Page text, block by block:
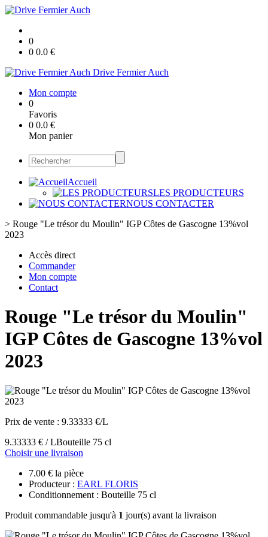
0
0 0.0 €
Drive Fermier Auch
Mon compte
0
Favoris
0 0.0 €
Mon panier
Accueil
LES PRODUCTEURS
NOUS CONTACTER
> Rouge "Le trésor du Moulin" IGP Côtes de Gascogne 13%vol
2023
Accès direct
Commander
Mon compte
Contact
Rouge "Le trésor du Moulin"
IGP Côtes de Gascogne 13%vol
2023
Prix de vente : 9.33333 €/L
9.33333 € / LBouteille 75 cl
Choisir une livraison
7.00 € la pièce
Producteur : EARL FLORIS
Conditionnement : Bouteille 75 cl
Produit commandable jusqu'à 1 jour(s) avant la livraison